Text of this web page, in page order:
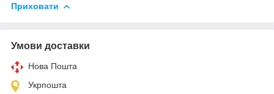
Приховати
Умови доставки
Нова Пошта
Укрпошта